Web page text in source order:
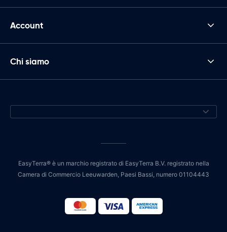
Account
Chi siamo
EasyTerra® è un marchio registrato di EasyTerra B.V. registrato nella
Camera di Commercio Leeuwarden, Paesi Bassi, numero 01104443